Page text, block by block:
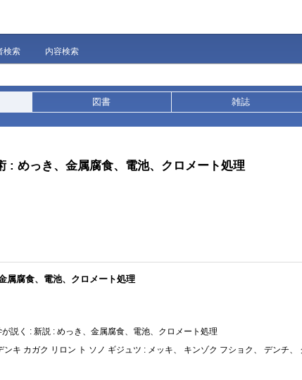
検索 内容検索
図書 雑誌
: めっき、金属腐食、電池、クロメート処理
属腐食、電池、クロメート処理
説く : 新説 : めっき、金属腐食、電池、クロメート処理
ンキ カガク リロン ト ソノ ギジュツ : メッキ、 キンゾク フショク、 デンチ、